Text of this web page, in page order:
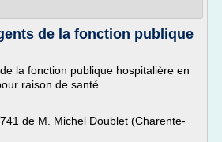
de la fonction publique
la fonction publique hospitalière en
raison de santé
de M. Michel Doublet (Charente-